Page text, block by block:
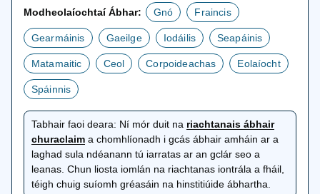
Modheolaíochtaí Ábhar: Gnó Fraincis
Gearmáinis Gaeilge Iodáilis Seapáinis
Matamaitic Ceol Corpoideachas Eolaíocht
Spáinnis
Tabhair faoi deara: Ní mór duit na riachtanais ábhair
churaclaimosclaítear
gcluaisín
nua
a chomhlíonadh i gcás ábhair amháin ar a
laghad sula ndéanann tú iarratas ar an gclár seo a
leanas. Chun liosta iomlán na riachtanas iontrála a fháil,
téigh chuig suíomh gréasáin na hinstitiúide ábhartha.